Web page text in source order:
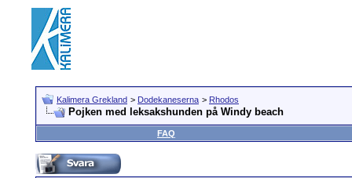
Kalimera Grekland > Dodekaneserna > Rhodos
Pojken med leksakshunden på Windy beach
FAQ